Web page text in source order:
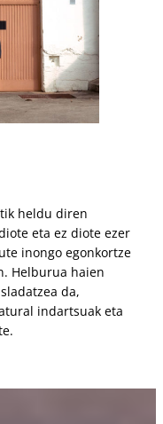
heldu diren
eta ez diote ezer
inongo egonkortze
Helburua haien
da,
indartsuak eta